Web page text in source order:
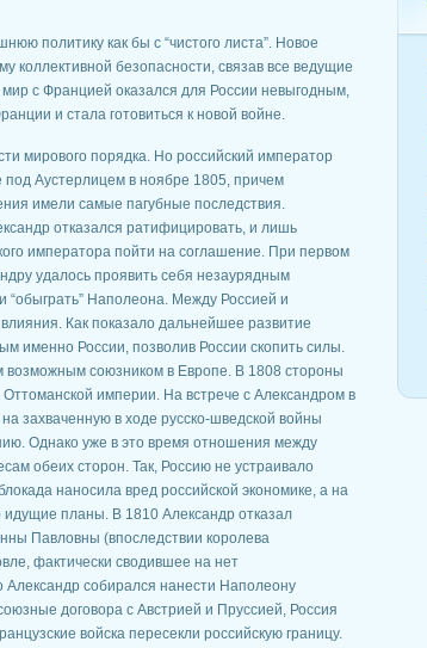
политику как бы с “чистого листа”. Новое
коллективной безопасности, связав все ведущие
с Францией оказался для России невыгодным,
и стала готовиться к новой войне.
мирового порядка. Но российский император
под Аустерлицем в ноябре 1805, причем
имели самые пагубные последствия.
отказался ратифицировать, и лишь
императора пойти на соглашение. При первом
удалось проявить себя незаурядным
“обыграть” Наполеона. Между Россией и
Как показало дальнейшее развитие
именно России, позволив России скопить силы.
возможным союзником в Европе. В 1808 стороны
империи. На встрече с Александром в
захваченную в ходе русско-шведской войны
Однако уже в это время отношения между
обеих сторон. Так, Россию не устраивало
наносила вред российской экономике, а на
идущие планы. В 1810 Александр отказал
Павловны (впоследствии королева
фактически сводившее на нет
Александр собирался нанести Наполеону
договора с Австрией и Пруссией, Россия
войска пересекли российскую границу.